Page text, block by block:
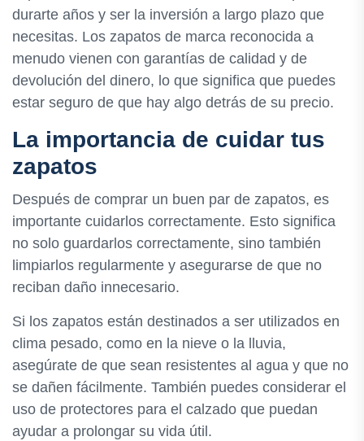
durarte años y ser la inversión a largo plazo que
necesitas. Los zapatos de marca reconocida a
menudo vienen con garantías de calidad y de
devolución del dinero, lo que significa que puedes
estar seguro de que hay algo detrás de su precio.
La importancia de cuidar tus
zapatos
Después de comprar un buen par de zapatos, es
importante cuidarlos correctamente. Esto significa
no solo guardarlos correctamente, sino también
limpiarlos regularmente y asegurarse de que no
reciban daño innecesario.
Si los zapatos están destinados a ser utilizados en
clima pesado, como en la nieve o la lluvia,
asegúrate de que sean resistentes al agua y que no
se dañen fácilmente. También puedes considerar el
uso de protectores para el calzado que puedan
ayudar a prolongar su vida útil.